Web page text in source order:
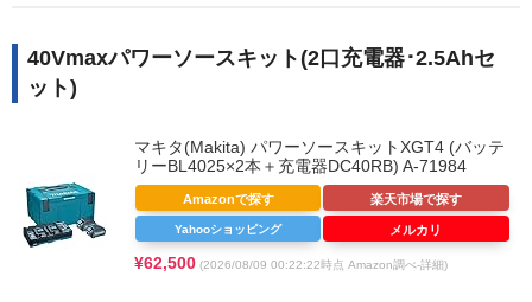
40Vmaxパワーソースキット(2口充電器･2.5Ahセ
ット)
マキタ(Makita) パワーソースキットXGT4 (バッテ
リーBL4025×2本＋充電器DC40RB) A-71984
¥62,500 (2026/08/09 00:22:22時点 Amazon調べ-詳細)
Amazonで探す 楽天市場で探す
Yahooショッピング メルカリ